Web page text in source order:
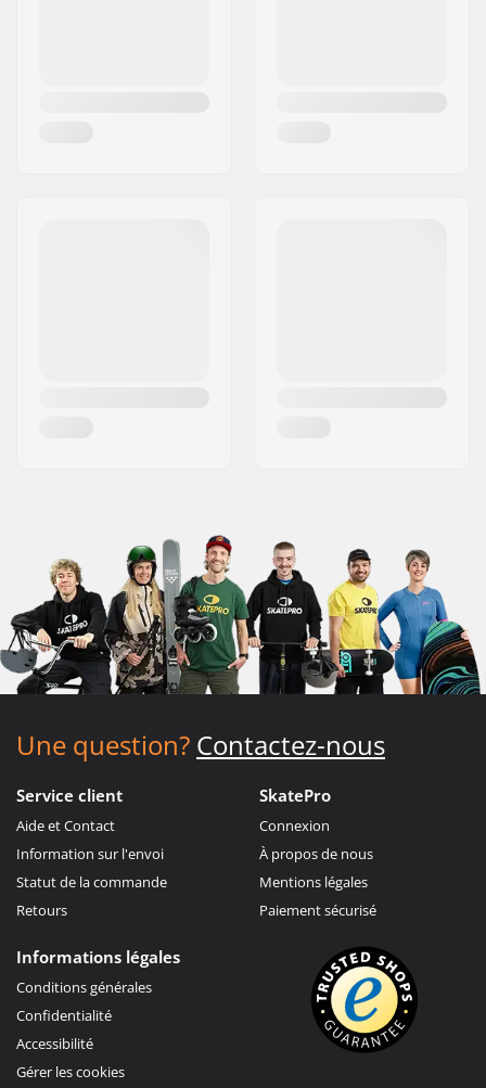
Une question? Contactez-nous
Service client
Aide et Contact
Information sur l'envoi
Statut de la commande
Retours
SkatePro
Connexion
À propos de nous
Mentions légales
Paiement sécurisé
Informations légales
Conditions générales
Confidentialité
Accessibilité
Gérer les cookies